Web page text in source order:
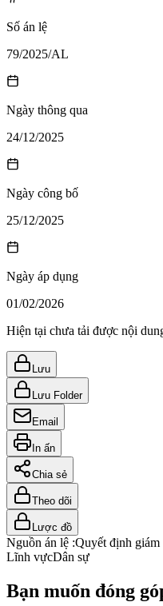
Số án lệ
79/2025/AL
Ngày thông qua
24/12/2025
Ngày công bố
25/12/2025
Ngày áp dụng
01/02/2026
Hiện tại chưa tải được nội
Lưu
Lưu Folder
Email
In ấn
Chia sẻ
Theo dõi
Lược đồ
Nguồn án lệ :Quyết định
Lĩnh vựcDân sự
Bạn muốn đóng